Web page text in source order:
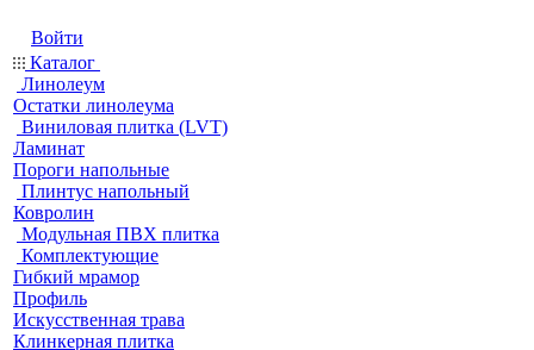
Войти
Каталог
Линолеум
Остатки линолеума
Виниловая плитка (LVT)
Ламинат
Пороги напольные
Плинтус напольный
Ковролин
Модульная ПВХ плитка
Комплектующие
Гибкий мрамор
Профиль
Искусственная трава
Клинкерная плитка